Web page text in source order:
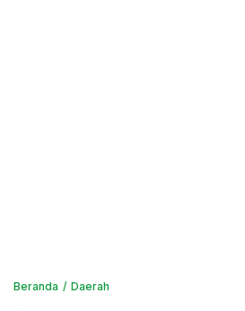
Beranda Daerah